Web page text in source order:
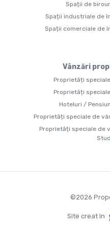
Spații de
Spații industriale de
Spații comerciale de
Vânzări
Proprietăți
Proprietăți
Hoteluri /
Proprietăți speciale de
Proprietăți speciale de
©2026
Site creat în